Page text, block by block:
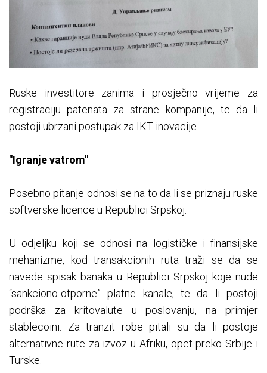
Ruske investitore zanima i prosječno vrijeme za
registraciju patenata za strane kompanije, te da li
postoji ubrzani postupak za IKT inovacije.
"Igranje vatrom"
Posebno pitanje odnosi se na to da li se priznaju ruske
softverske licence u Republici Srpskoj.
U odjeljku koji se odnosi na logističke i finansijske
mehanizme, kod transakcionih ruta traži se da se
navede spisak banaka u Republici Srpskoj koje nude
“sankciono-otporne” platne kanale, te da li postoji
podrška za kritovalute u poslovanju, na primjer
stablecoini. Za tranzit robe pitali su da li postoje
alternativne rute za izvoz u Afriku, opet preko Srbije i
Turske.